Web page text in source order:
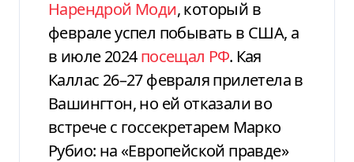
Нарендрой Моди, который в
феврале успел побывать в США, а
в июле 2024посещал РФ. Кая
Каллас 26–27 февраля прилетела в
Вашингтон, но ей отказали во
встрече с госсекретарем Марко
Рубио: на «Европейской правде»